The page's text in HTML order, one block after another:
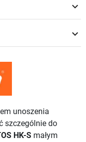
keyboard_arrow_down
keyboard_arrow_down
unoszenia
szczególnie do
HK-S małym